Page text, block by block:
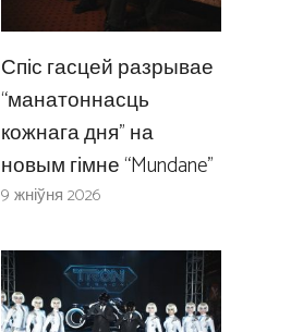
Спіс гасцей разрывае
“манатоннасць
кожнага дня” на
новым гімне “Mundane”
9 жніўня 2026